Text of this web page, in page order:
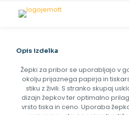
Opis izdelka
Žepki za pribor se uporabljajo v
okolju prijaznega papirja in
stiku z živili. S stranko skupaj
dizajn žepkov ter optimalno
vrsto tiska in ceno. Uporaba